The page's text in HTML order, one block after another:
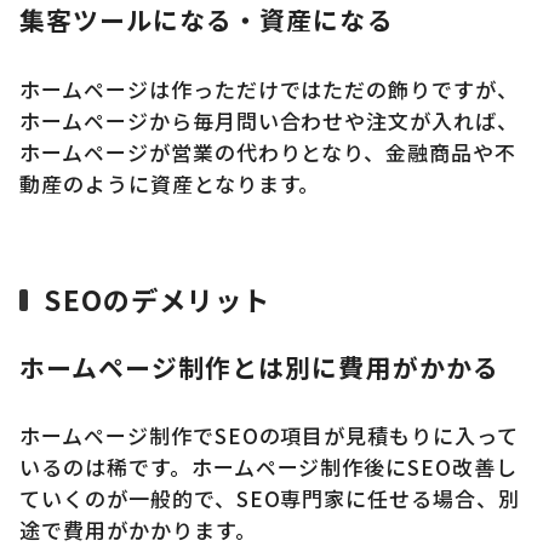
集客ツールになる・資産になる
ホームページは作っただけではただの飾りですが、
ホームページから毎月問い合わせや注文が入れば、
ホームページが営業の代わりとなり、金融商品や不
動産のように資産となります。
SEOのデメリット
ホームページ制作とは別に費用がかかる
ホームページ制作でSEOの項目が見積もりに入って
いるのは稀です。ホームページ制作後にSEO改善し
ていくのが一般的で、SEO専門家に任せる場合、別
途で費用がかかります。